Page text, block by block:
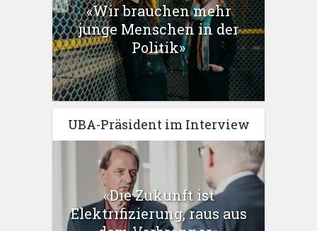
«Wir brauchen mehr
junge Menschen in der
Politik»
UBA-Präsident im Interview
«Die Zukunft ist
Elektrifizierung, raus aus